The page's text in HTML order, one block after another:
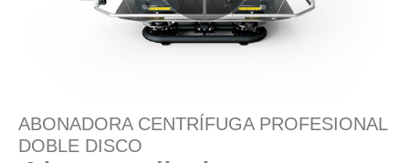
ABONADORA CENTRÍFUGA PROFESIONAL
DOBLE DISCO